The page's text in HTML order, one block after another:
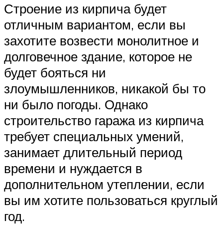
Строение из кирпича будет
отличным вариантом, если вы
захотите возвести монолитное и
долговечное здание, которое не
будет бояться ни
злоумышленников, никакой бы то
ни было погоды. Однако
строительство гаража из кирпича
требует специальных умений,
занимает длительный период
времени и нуждается в
дополнительном утеплении, если
вы им хотите пользоваться круглый
год.